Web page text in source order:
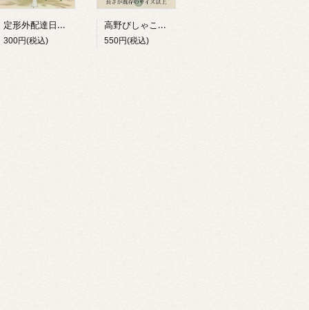
定形外配達日指定（土日祝）専用 泉州小富士山本榊（純国産）１束
300円(税込)
高野びしゃこ＝ヒサカキ（純国産）長さが既存のサイズ以上
550円(税込)